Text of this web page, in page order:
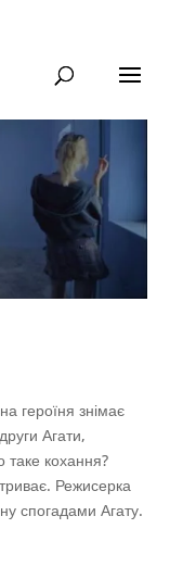
знімає
Агати,
таке кохання?
Режисерка
спогадами Агату.